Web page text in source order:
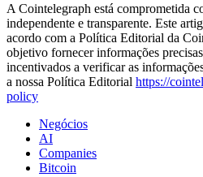
A Cointelegraph está comprometida
independente e transparente. Este
acordo com a Política Editorial da
objetivo fornecer informações
incentivados a verificar as
a nossa Política Editorial https://
policy
Negócios
AI
Companies
Bitcoin